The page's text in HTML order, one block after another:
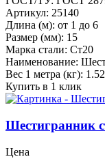
Артикул: 25140
Длина (м): от 1 до 6
Размер (мм): 15
Марка стали: Ст20
Наименование:
Вес 1 метра (кг): 1.52
Купить в 1 клик
Шестигранник
Цена